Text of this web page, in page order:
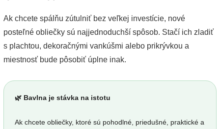
Ak chcete spálňu zútulniť bez veľkej investície, nové
posteľné obliečky sú najjednoduchší spôsob. Stačí ich zladiť
s plachtou, dekoračnými vankúšmi alebo prikrývkou a
miestnosť bude pôsobiť úplne inak.
🌿 Bavlna je stávka na istotu
Ak chcete obliečky, ktoré sú pohodlné, priedušné, praktické a